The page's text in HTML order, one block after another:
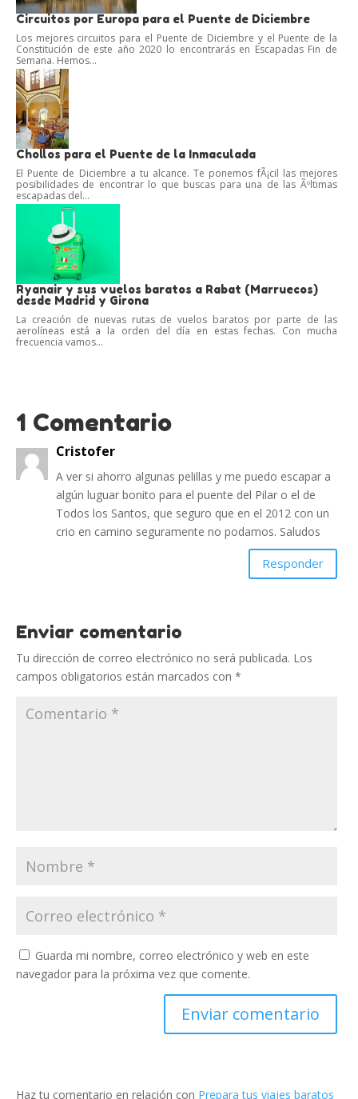
Circuitos por Europa para el Puente de Diciembre
Los mejores circuitos para el Puente de Diciembre y el Puente de la
Constitución de este año 2020 lo encontrarás en Escapadas Fin de
Semana. Hemos...
Chollos para el Puente de la Inmaculada
El Puente de Diciembre a tu alcance. Te ponemos fÃ¡cil las mejores
posibilidades de encontrar lo que buscas para una de las Ãºltimas
escapadas del...
Ryanair y sus vuelos baratos a Rabat (Marruecos)
desde Madrid y Girona
La creación de nuevas rutas de vuelos baratos por parte de las
aerolíneas está a la orden del día en estas fechas. Con mucha
frecuencia vamos...
1 Comentario
Cristofer
A ver si ahorro algunas pelillas y me puedo escapar a
algún luguar bonito para el puente del Pilar o el de
Todos los Santos, que seguro que en el 2012 con un
crio en camino seguramente no podamos. Saludos
Responder
Enviar comentario
Tu dirección de correo electrónico no será publicada. Los
campos obligatorios están marcados con *
Guarda mi nombre, correo electrónico y web en este
navegador para la próxima vez que comente.
Haz tu comentario en relación con Prepara tus viajes baratos